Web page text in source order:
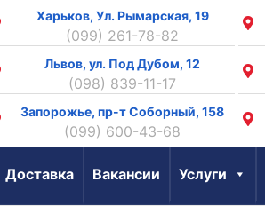
Харьков, Ул. Рымарская, 19
(099) 261-78-82
Львов, ул. Под Дубом, 12
(098) 839-11-17
Запорожье, пр-т Соборный, 158
(099) 600-43-68
Доставка Вакансии Услуги